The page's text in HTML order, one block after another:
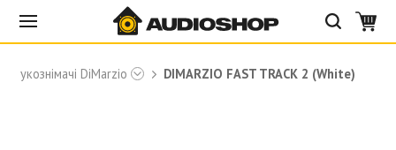
Звукознімачі DiMarzio DIMARZIO FAST TRACK 2 (White)